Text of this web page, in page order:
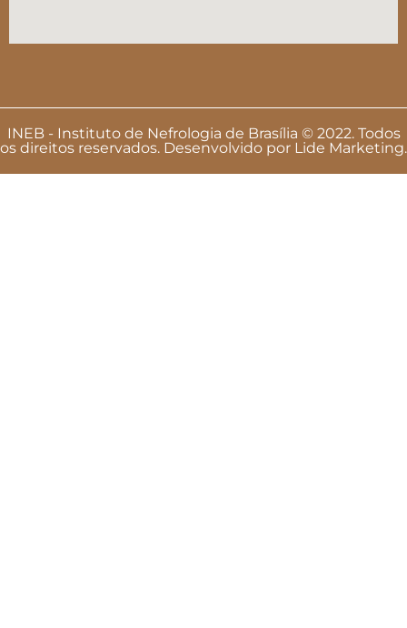
INEB - Instituto de Nefrologia de Brasília © 2022. Todos
os direitos reservados. Desenvolvido por Lide Marketing.